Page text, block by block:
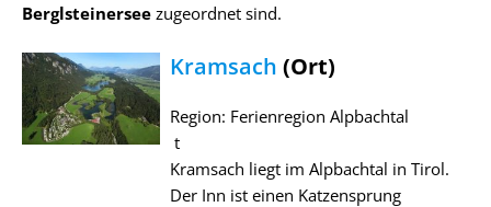
Berglsteinersee zugeordnet sind.
Kramsach (Ort)
Region: Ferienregion Alpbachtal
t
Kramsach liegt im Alpbachtal in Tirol.
Der Inn ist einen Katzensprung